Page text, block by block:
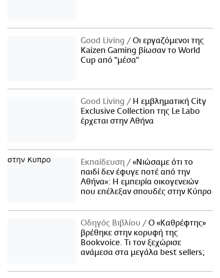
Good Living
Οι εργαζόμενοι της
Kaizen Gaming βίωσαν το World
Cup από "μέσα"
Good Living
Η εμβληματική City
Exclusive Collection της Le Labo
έρχεται στην Αθήνα
Εκπαίδευση
«Νιώσαμε ότι το
παιδί δεν έφυγε ποτέ από την
Αθήνα»: Η εμπειρία οικογενειών
που επέλεξαν σπουδές στην Κύπρο
Οδηγός Βιβλίου
Ο «Καθρέφτης»
βρέθηκε στην κορυφή της
Bookvoice. Τι τον ξεχώρισε
ανάμεσα στα μεγάλα best sellers;